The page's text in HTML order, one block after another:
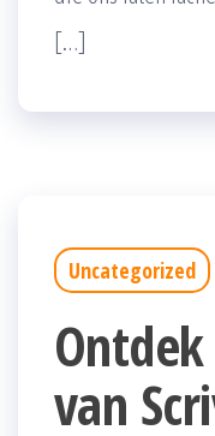
[…]
Uncategorized
van